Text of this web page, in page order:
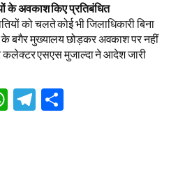
के अवकाश किए प्रतिबंधित
को चलते कोई भी जिलाधिकारी बिना
के बगैर मुख्यालय छोड़कर अवकाश पर नहीं
एसएस मुजाल्दा ने आदेश जारी
WhatsApp
Telegram